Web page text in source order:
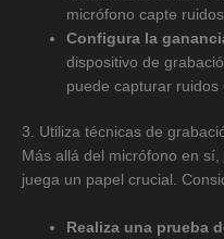
micrófono capte
Configura la
dispositivo de
puede capturar ruidos
3. Utiliza técnicas de
Más allá del micrófono en
juega un papel crucial.
Realiza una prueba